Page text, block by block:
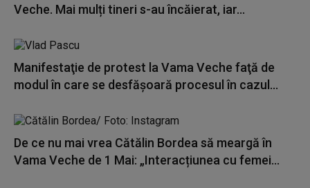
Veche. Mai mulți tineri s-au încăierat, iar...
Manifestaţie de protest la Vama Veche faţă de
modul în care se desfăşoară procesul în cazul...
De ce nu mai vrea Cătălin Bordea să meargă în
Vama Veche de 1 Mai: „Interacțiunea cu femei...